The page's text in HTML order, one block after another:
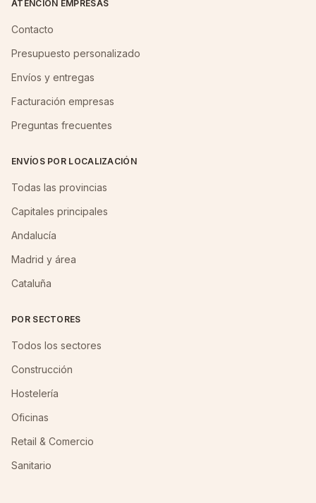
ATENCIÓN EMPRESAS
Contacto
Presupuesto personalizado
Envíos y entregas
Facturación empresas
Preguntas frecuentes
ENVÍOS POR LOCALIZACIÓN
Todas las provincias
Capitales principales
Andalucía
Madrid y área
Cataluña
POR SECTORES
Todos los sectores
Construcción
Hostelería
Oficinas
Retail & Comercio
Sanitario